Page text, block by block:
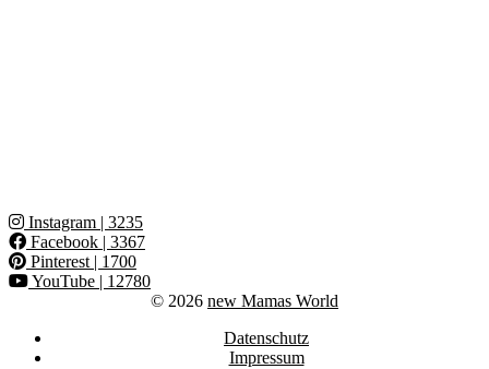
Instagram | 3235
Facebook | 3367
Pinterest | 1700
YouTube | 12780
© 2026 new Mamas World
Datenschutz
Impressum